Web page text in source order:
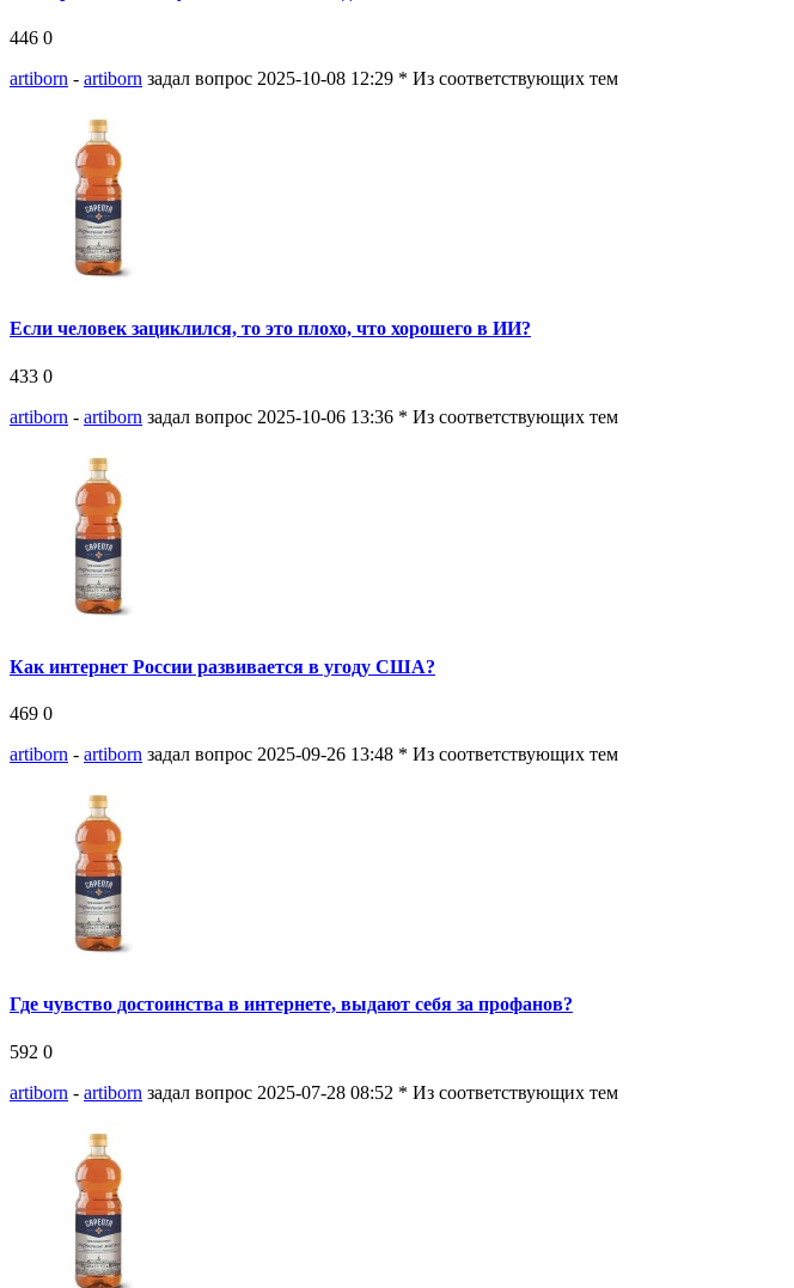
446 0
artiborn - artiborn задал вопрос 2025-10-08 12:29 * Из соответствующих тем
Если человек зациклился, то это плохо, что хорошего в ИИ?
433 0
artiborn - artiborn задал вопрос 2025-10-06 13:36 * Из соответствующих тем
Как интернет России развивается в угоду США?
469 0
artiborn - artiborn задал вопрос 2025-09-26 13:48 * Из соответствующих тем
Где чувство достоинства в интернете, выдают себя за профанов?
592 0
artiborn - artiborn задал вопрос 2025-07-28 08:52 * Из соответствующих тем